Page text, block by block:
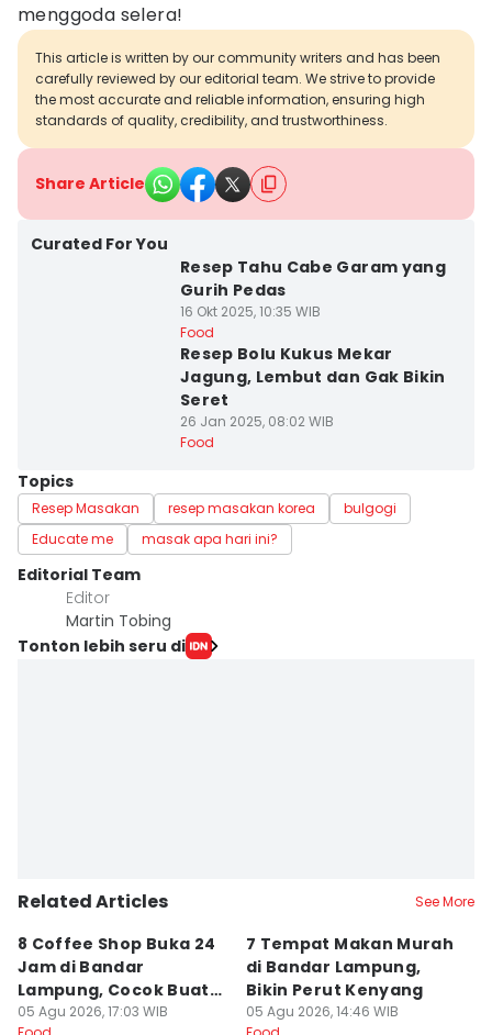
menggoda selera!
This article is written by our community writers and has been
carefully reviewed by our editorial team. We strive to provide
the most accurate and reliable information, ensuring high
standards of quality, credibility, and trustworthiness.
Share Article
Curated For You
Resep Tahu Cabe Garam yang
Gurih Pedas
16 Okt 2025, 10:35 WIB
Food
Resep Bolu Kukus Mekar
Jagung, Lembut dan Gak Bikin
Seret
26 Jan 2025, 08:02 WIB
Food
Topics
Resep Masakan resep masakan korea
bulgogi
Educate me
masak apa hari ini?
Editorial Team
Editor
Martin Tobing
Tonton lebih seru di
Related Articles See More
8 Coffee Shop Buka 24
Jam di Bandar
Lampung, Cocok Buat
Begadang
05 Agu 2026, 17:03 WIB
7 Tempat Makan Murah
di Bandar Lampung,
Bikin Perut Kenyang
05 Agu 2026, 14:46 WIB